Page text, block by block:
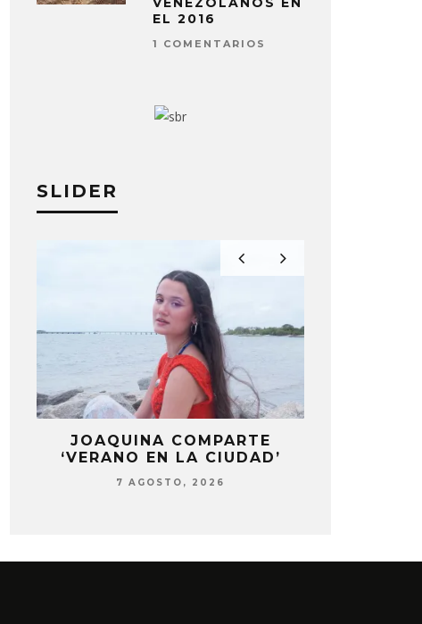
EL 2016
1 COMENTARIOS
SLIDER
JOAQUINA COMPARTE
‘VERANO EN LA CIUDAD’
7 AGOSTO, 2026